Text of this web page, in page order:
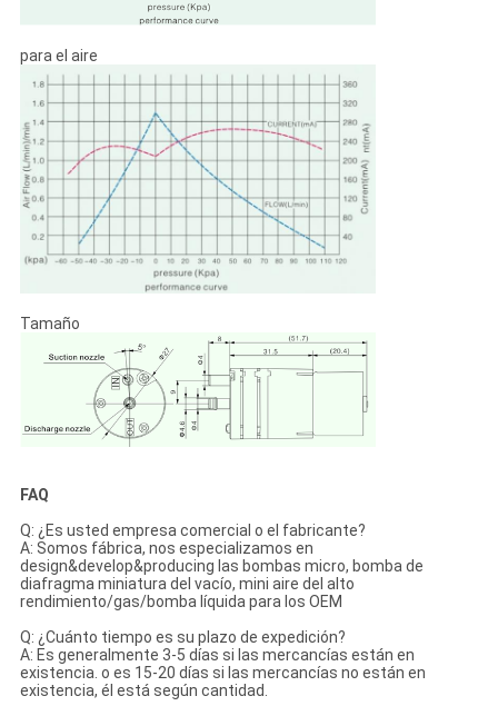
para el aire
Tamaño
FAQ
Q: ¿Es usted empresa comercial o el fabricante?
A: Somos fábrica, nos especializamos en
design&develop&producing las bombas micro, bomba de
diafragma miniatura del vacío, mini aire del alto
rendimiento/gas/bomba líquida para los OEM
Q: ¿Cuánto tiempo es su plazo de expedición?
A: Es generalmente 3-5 días si las mercancías están en
existencia. o es 15-20 días si las mercancías no están en
existencia, él está según cantidad.